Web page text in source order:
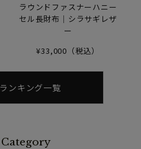
ラウンドファスナーハニー
セル長財布｜シラサギレザ
ー
¥33,000（税込）
ンキング一覧